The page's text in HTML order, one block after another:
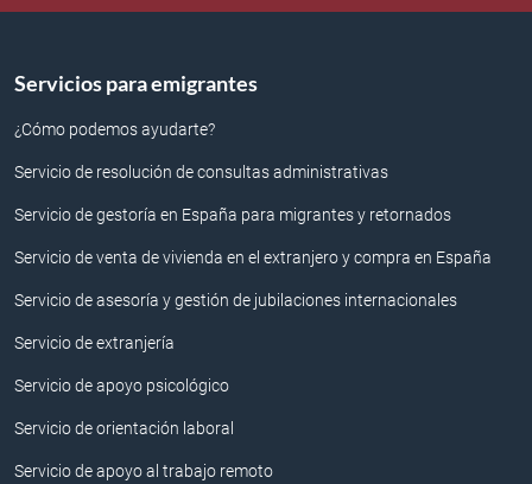
Servicios para emigrantes
¿Cómo podemos ayudarte?
Servicio de resolución de consultas administrativas
Servicio de gestoría en España para migrantes y retornados
Servicio de venta de vivienda en el extranjero y compra en España
Servicio de asesoría y gestión de jubilaciones internacionales
Servicio de extranjería
Servicio de apoyo psicológico
Servicio de orientación laboral
Servicio de apoyo al trabajo remoto